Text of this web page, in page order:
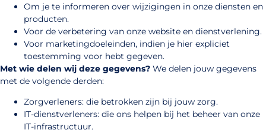
Om je te informeren over wijzigingen in onze diensten en
producten.
Voor de verbetering van onze website en dienstverlening.
Voor marketingdoeleinden, indien je hier expliciet
toestemming voor hebt gegeven.
Met wie delen wij deze gegevens? We delen jouw gegevens
met de volgende derden:
Zorgverleners: die betrokken zijn bij jouw zorg.
IT-dienstverleners: die ons helpen bij het beheer van onze
IT-infrastructuur.